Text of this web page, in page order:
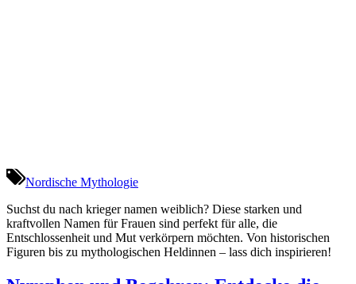
Nordische Mythologie
Suchst du nach krieger namen weiblich? Diese starken und
kraftvollen Namen für Frauen sind perfekt für alle, die
Entschlossenheit und Mut verkörpern möchten. Von historischen
Figuren bis zu mythologischen Heldinnen – lass dich inspirieren!